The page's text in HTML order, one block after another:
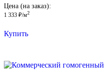
Цена (на заказ):
1 333 ₽/м2
Купить